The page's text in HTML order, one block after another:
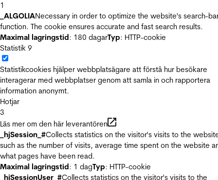
1
_ALGOLIANecessary in order to optimize the website's search-
function. The cookie ensures accurate and fast search results.
Maximal lagringstid: 180 dagarTyp: HTTP-cookie
Statistik 9
Statistikcookies hjälper webbplatsägare att förstå hur besökare
interagerar med webbplatser genom att samla in och rapportera
information anonymt.
Hotjar
3
Läs mer om den här leverantören
_hjSession_#Collects statistics on the visitor's visits to the
such as the number of visits, average time spent on the website
what pages have been read.
Maximal lagringstid: 1 dagTyp: HTTP-cookie
_hjSessionUser_#Collects statistics on the visitor's visits to the